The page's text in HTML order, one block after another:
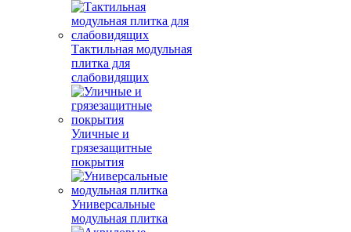
Тактильная модульная
плитка для
слабовидящих
Уличные и
грязезащитные
покрытия
Универсальные
модульная плитка